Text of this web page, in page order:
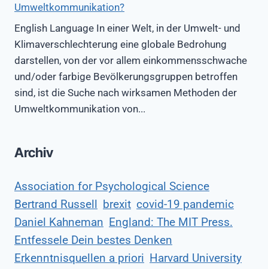
Umweltkommunikation?
English Language In einer Welt, in der Umwelt- und
Klimaverschlechterung eine globale Bedrohung
darstellen, von der vor allem einkommensschwache
und/oder farbige Bevölkerungsgruppen betroffen
sind, ist die Suche nach wirksamen Methoden der
Umweltkommunikation von...
Archiv
Association for Psychological Science
Bertrand Russell
brexit covid-19 pandemic
Daniel Kahneman England: The MIT Press.
Entfessele Dein bestes Denken
Erkenntnisquellen a priori Harvard University